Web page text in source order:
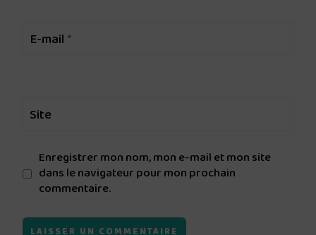
E-mail *
Site
Enregistrer mon nom, mon e-mail et mon site
dans le navigateur pour mon prochain
commentaire.